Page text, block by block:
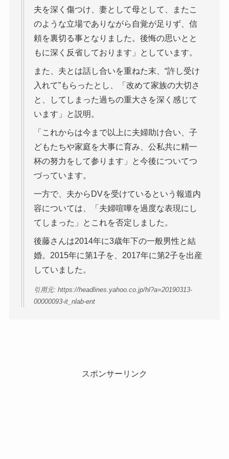
夫を深く傷つけ、妻として母として、またこ
のような立場でありながら自覚が足りず、信
頼を裏切る事となりました。後悔の思いとと
もに深く反省しております」としています。
また、夫とは話し合いを重ねた末、“許し受け
入れて”もらったとし、「改めて家族の大切さ
と、してしまった過ちの重大さを深く感じて
います」と説明。
「これからは今まで以上に夫婦助け合い、子
どもたちや家庭を大事に育み、公私共に精一
杯の努力をして参ります」と今後についてつ
づっています。
一方で、夫からDVを受けているという報道内
容については、「夫婦喧嘩を過度な表現にし
てしまった」とこれを否定しました。
後藤さんは2014年に3歳年下の一般男性と結
婚。2015年に第1子を、2017年に第2子を出産
していました。
引用元: https://headlines.yahoo.co.jp/hl?a=20190313-
00000093-it_nlab-ent
スポンサーリンク